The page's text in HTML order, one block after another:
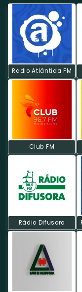
Radio Atlântida FM
Club FM
Rádio Difusora